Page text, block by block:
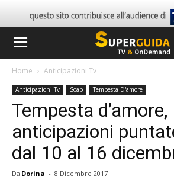
Home Anticipazioni Tv
Anticipazioni Tv Soap Tempesta D'amore
Tempesta d’amore,
anticipazioni
dal 10 al 16
Da Dorina - 8 Dicembre 2017